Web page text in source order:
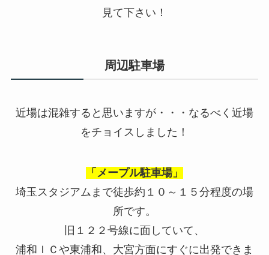
見て下さい！
周辺駐車場
近場は混雑すると思いますが・・・なるべく近場
をチョイスしました！
「メープル駐車場」
埼玉スタジアムまで徒歩約１０～１５分程度の場
所です。
旧１２２号線に面していて、
浦和ＩＣや東浦和、大宮方面にすぐに出発できま